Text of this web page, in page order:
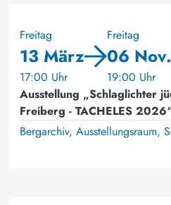
Freitag
13 März
17:00 Uhr
Freitag
06 Nov.
19:00 Uhr
Ausstellung „Schlaglichter
Freiberg - TACHELES
Bergarchiv, Ausstellungsraum,